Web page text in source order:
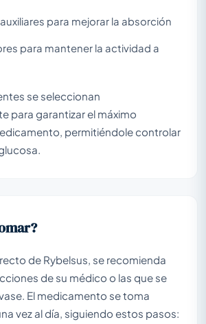
para mejorar la absorción
para mantener la actividad a
se seleccionan
para garantizar el máximo
permitiéndole controlar
de Rybelsus, se recomienda
de su médico o las que se
El medicamento se toma
vez al día, siguiendo estos pasos: